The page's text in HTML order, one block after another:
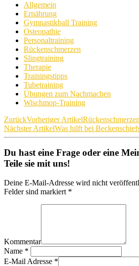
Allgemein
Ernährung
Gymnastikball Training
Osteopathie
Personaltraining
Rückenschmerzen
Slingtraining
Therapie
Trainingstipps
Tubetraining
Übungen zum Nachmachen
Wischmop-Training
ZurückVorheriger Artikel
Nächster ArtikelWas hilft bei
Du hast eine Frage oder eine
Teile sie mit uns!
Deine E-Mail-Adresse wird nicht
Felder sind markiert *
Kommentar
Name *
E-Mail Adresse *